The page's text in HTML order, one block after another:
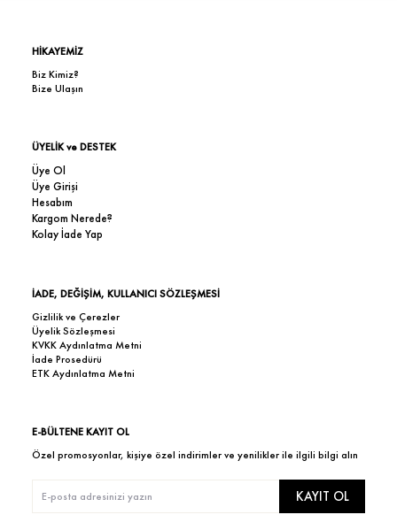
HİKAYEMİZ
Biz Kimiz?
Bize Ulaşın
ÜYELİK ve DESTEK
Üye Ol
Üye Girişi
Hesabım
Kargom Nerede?
Kolay İade Yap
İADE, DEĞİŞİM, KULLANICI SÖZLEŞMESİ
Gizlilik ve Çerezler
Üyelik Sözleşmesi
KVKK Aydınlatma Metni
İade Prosedürü
ETK Aydınlatma Metni
E-BÜLTENE KAYIT OL
Özel promosyonlar, kişiye özel indirimler ve yenilikler ile ilgili bilgi alın
KAYIT OL